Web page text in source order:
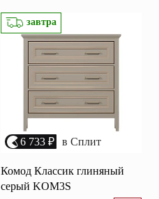
завтра
6 733 ₽ в Сплит
Комод Классик глиняный
серый KOM3S